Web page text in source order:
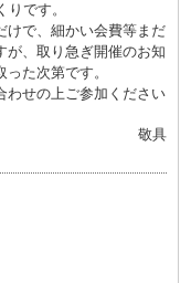
りです。
で、細かい会費等まだ
が、取り急ぎ開催のお知
った次第です。
せの上ご参加ください
敬具